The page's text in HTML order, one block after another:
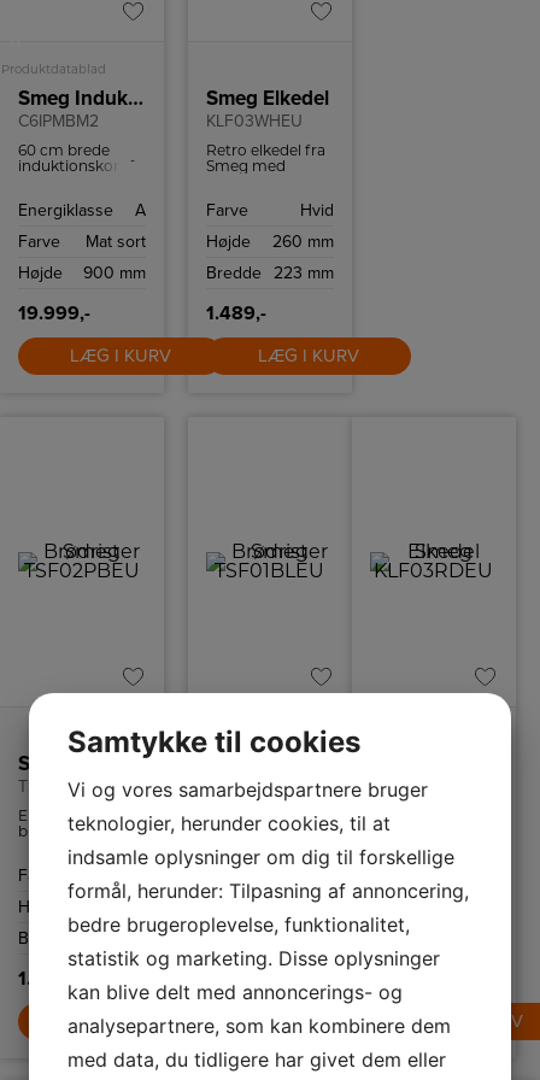
Produktdatablad
Smeg Induktionskomfur
C6IPMBM2
60 cm brede
induktionskomfur
sort, er designet
udseende og
dit køkken. De
betjeningsknapper
og det klare
touch-display
gør brugen nem.
Energiklasse
A
Farve
Mat sort
Højde
900 mm
19.999,-
LÆG I KURV
Smeg Elkedel
KLF03WHEU
Retro elkedel fra
Smeg med
2400 W motor,
vandet på ingen
Farve
Hvid
Højde
260 mm
Bredde
223 mm
1.489,-
LÆG I KURV
TSF02PBEU
Ekstra stor
brødrister i
retrostil fra
italienske Smeg
med plads til 4
skiver brød.
Brødristeren har
ristningsindstillinger
og high-lift
funktion.
Farve
Højde
215 mm
Bredde 394 mm
1.789,-
LÆG I KURV
TSF01BLEU
Smart brødrister i
retrostil fra
italienske Smeg.
Brødristeren har
ristningsindstillinger
funktion.
Farve
Sort
198 mm
Bredde
195 mm
1.489,-
LÆG I KURV
KLF03RDEU
Retro elkedel fra
Smeg som kan
indeholde 1,7 liter
og har
samt autosluk
260 mm
Bredde
LÆG I KURV
Samtykke til cookies
Vi og vores samarbejdspartnere bruger
teknologier, herunder cookies, til at
indsamle oplysninger om dig til forskellige
formål, herunder: Tilpasning af annoncering,
bedre brugeroplevelse, funktionalitet,
statistik og marketing. Disse oplysninger
kan blive delt med annoncerings- og
analysepartnere, som kan kombinere dem
med data, du tidligere har givet dem eller